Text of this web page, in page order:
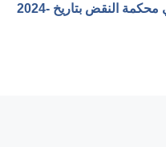
القضية رقم ‎165‏/‎2023‏ المنعقدة في محكمة النقض بتاريخ ‎2024-